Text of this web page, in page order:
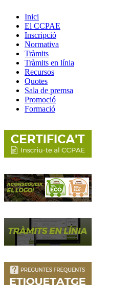
Inici
El CCPAE
Inscripció
Normativa
Tràmits
Tràmits en línia
Recursos
Quotes
Sala de premsa
Promoció
Formació